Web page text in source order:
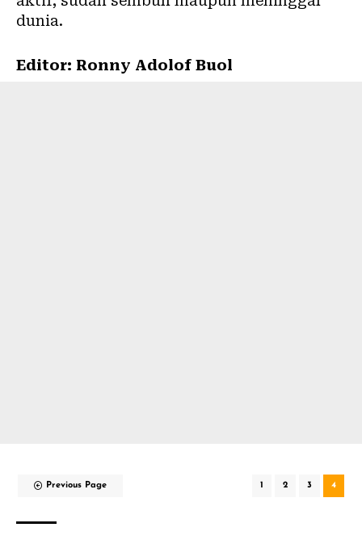
dunia.
Editor: Ronny Adolof Buol
Previous Page 1 2 3 4